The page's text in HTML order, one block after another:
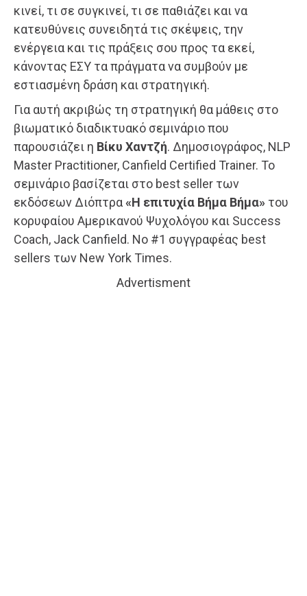
κινεί, τι σε συγκινεί, τι σε παθιάζει και να
κατευθύνεις συνειδητά τις σκέψεις, την
ενέργεια και τις πράξεις σου προς τα εκεί,
κάνοντας ΕΣΥ τα πράγματα να συμβούν με
εστιασμένη δράση και στρατηγική.
Για αυτή ακριβώς τη στρατηγική θα μάθεις στο
βιωματικό διαδικτυακό σεμινάριο που
παρουσιάζει η Βίκυ Χαντζή. Δημοσιογράφος, NLP
Master Practitioner, Canfield Certified Trainer. Το
σεμινάριο βασίζεται στο best seller των
εκδόσεων Διόπτρα«Η επιτυχία Βήμα Βήμα» του
κορυφαίου Αμερικανού Ψυχολόγου και Success
Coach, Jack Canfield. Νο #1 συγγραφέας best
sellers των New York Times.
Advertisment